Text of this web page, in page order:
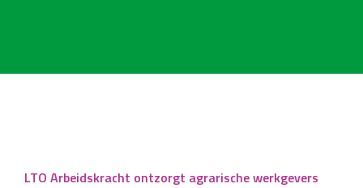
LTO Arbeidskracht ontzorgt agrarische werkgevers